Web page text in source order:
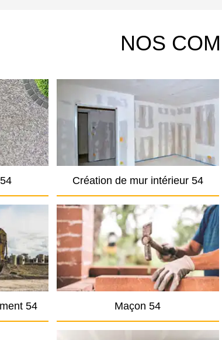
NOS
Création de mur intérieur 54
54 Maçon 54